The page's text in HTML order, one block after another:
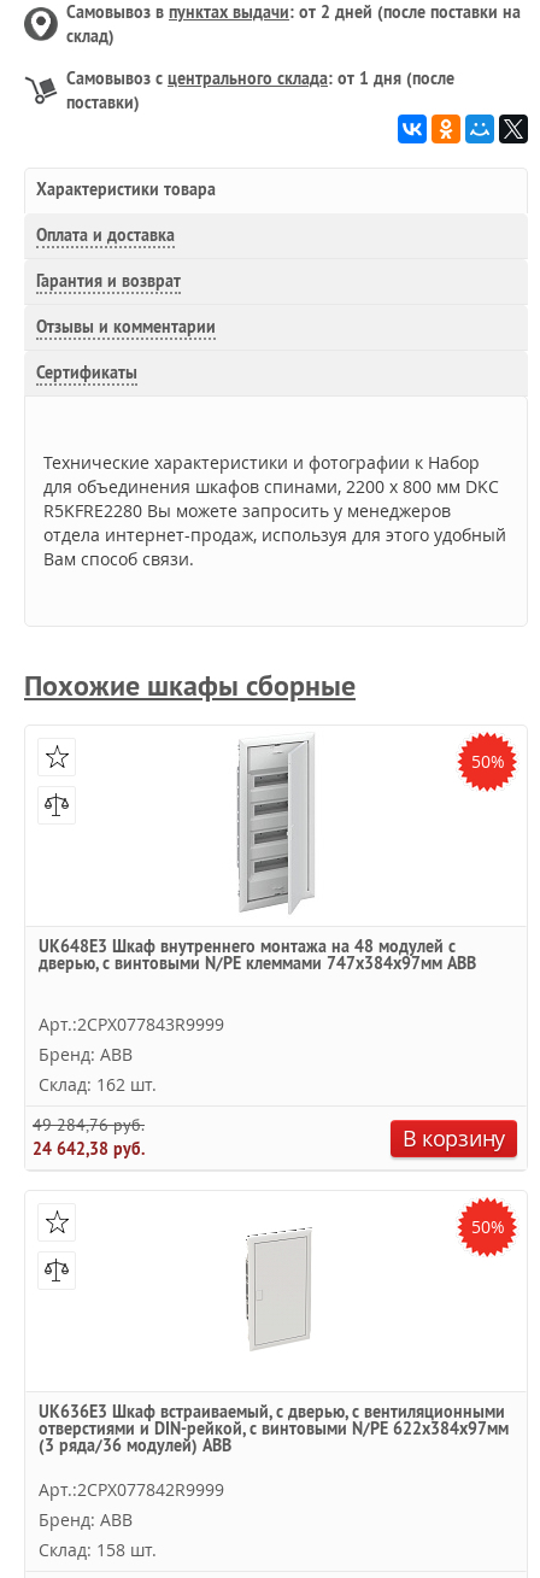
Самовывоз в пунктах выдачи: от 2 дней (после поставки на
склад)
Самовывоз с центрального склада: от 1 дня (после
поставки)
Характеристики товара
Оплата и доставка
Гарантия и возврат
Отзывы и комментарии
Сертификаты
Технические характеристики и фотографии к Набор
для объединения шкафов спинами, 2200 x 800 мм DKC
R5KFRE2280 Вы можете запросить у менеджеров
отдела интернет-продаж, используя для этого удобный
Вам способ связи.
Похожие шкафы сборные
50%
UK648E3 Шкаф внутреннего монтажа на 48 модулей с
дверью, с винтовыми N/PE клеммами 747x384x97мм ABB
Арт.:2CPX077843R9999
Бренд: ABB
Склад: 162 шт.
49 284,76 руб.
24 642,38 руб.
В корзину
50%
UK636E3 Шкаф встраиваемый, с дверью, с вентиляционными
отверстиями и DIN-рейкой, с винтовыми N/PE 622x384x97мм
(3 ряда/36 модулей) ABB
Арт.:2CPX077842R9999
Бренд: ABB
Склад: 158 шт.